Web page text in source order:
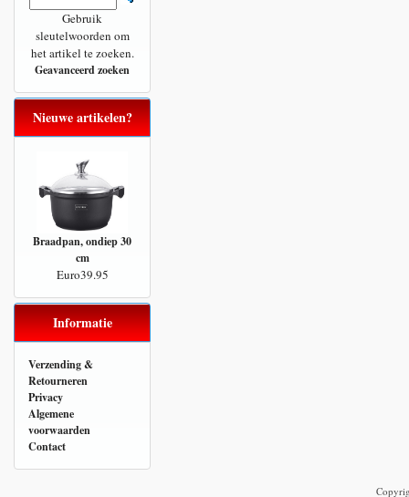
Gebruik
sleutelwoorden om
het artikel te zoeken.
Geavanceerd zoeken
Nieuwe artikelen?
Braadpan, ondiep 30
cm
Euro39.95
Informatie
Verzending &
Retourneren
Privacy
Algemene
voorwaarden
Contact